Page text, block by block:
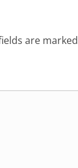
are marked